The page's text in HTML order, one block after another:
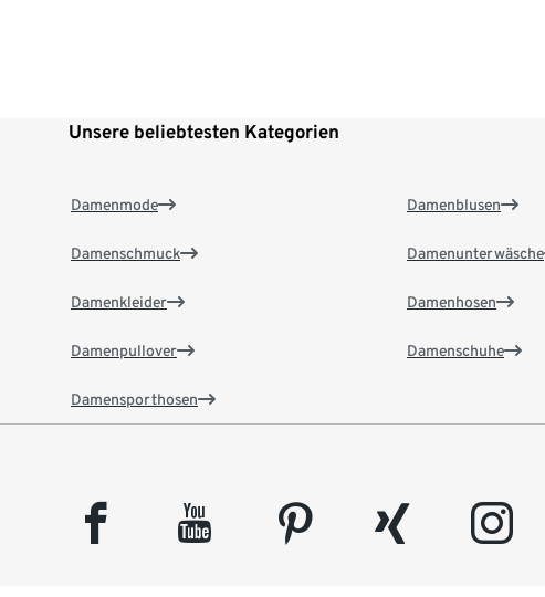
Unsere beliebtesten Kategorien
Damenmode
Damenschmuck
Damenkleider
Damenpullover
Damensporthosen
Damenblusen
Damenunterwäsche
Damenhosen
Damenschuhe
facebook youtube pinterest xing instagram